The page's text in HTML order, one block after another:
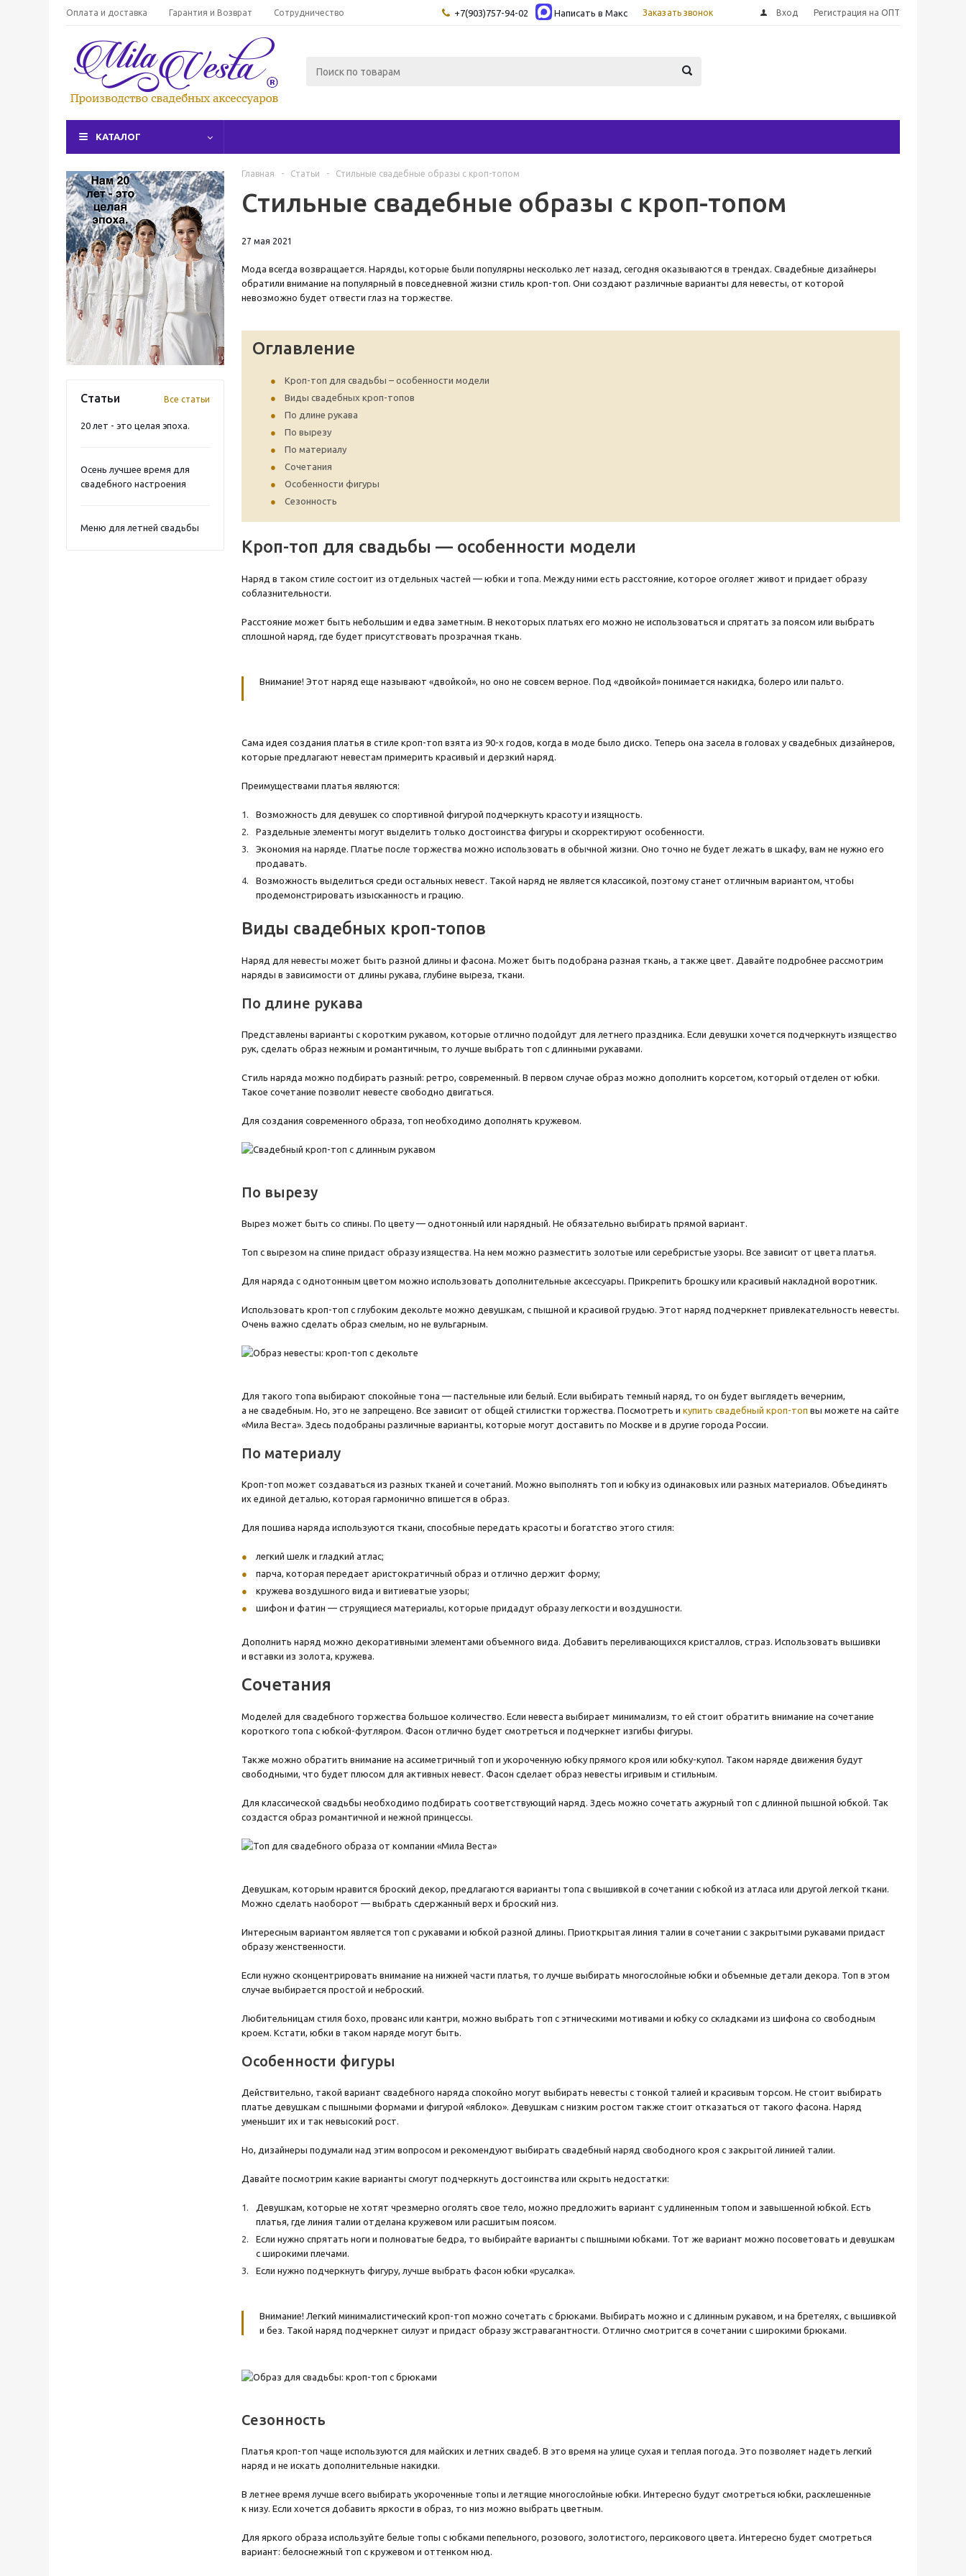
Оплата и доставка Гарантия и Возврат Сотрудничество +7(903)757-94-02 Написать в Maкс Заказать звонок Вход Регистрация на ОПТ
КАТАЛОГ
Статьи Все статьи
20 лет - это целая эпоха.
Осень лучшее время для
свадебного настроения
Меню для летней свадьбы
Главная - Статьи - Стильные свадебные образы с кроп-топом
Стильные свадебные образы с кроп-топом
27 мая 2021
Мода всегда возвращается. Наряды, которые были популярны несколько лет назад, сегодня оказываются в трендах. Свадебные дизайнеры
обратили внимание на популярный в повседневной жизни стиль кроп-топ. Они создают различные варианты для невесты, от которой
невозможно будет отвести глаз на торжестве.
Оглавление
Кроп-топ для свадьбы – особенности модели
Виды свадебных кроп-топов
По длине рукава
По вырезу
По материалу
Сочетания
Особенности фигуры
Сезонность
Кроп-топ для свадьбы — особенности модели
Наряд в таком стиле состоит из отдельных частей — юбки и топа. Между ними есть расстояние, которое оголяет живот и придает образу
соблазнительности.
Расстояние может быть небольшим и едва заметным. В некоторых платьях его можно не использоваться и спрятать за поясом или выбрать
сплошной наряд, где будет присутствовать прозрачная ткань.
Внимание! Этот наряд еще называют «двойкой», но оно не совсем верное. Под «двойкой» понимается накидка, болеро или пальто.
Сама идея создания платья в стиле кроп-топ взята из 90-х годов, когда в моде было диско. Теперь она засела в головах у свадебных дизайнеров,
которые предлагают невестам примерить красивый и дерзкий наряд.
Преимуществами платья являются:
Возможность для девушек со спортивной фигурой подчеркнуть красоту и изящность.
Раздельные элементы могут выделить только достоинства фигуры и скорректируют особенности.
Экономия на наряде. Платье после торжества можно использовать в обычной жизни. Оно точно не будет лежать в шкафу, вам не нужно его
продавать.
Возможность выделиться среди остальных невест. Такой наряд не является классикой, поэтому станет отличным вариантом, чтобы
продемонстрировать изысканность и грацию.
Виды свадебных кроп-топов
Наряд для невесты может быть разной длины и фасона. Может быть подобрана разная ткань, а также цвет. Давайте подробнее рассмотрим
наряды в зависимости от длины рукава, глубине выреза, ткани.
По длине рукава
Представлены варианты с коротким рукавом, которые отлично подойдут для летнего праздника. Если девушки хочется подчеркнуть изящество
рук, сделать образ нежным и романтичным, то лучше выбрать топ с длинными рукавами.
Стиль наряда можно подбирать разный: ретро, современный. В первом случае образ можно дополнить корсетом, который отделен от юбки.
Такое сочетание позволит невесте свободно двигаться.
Для создания современного образа, топ необходимо дополнять кружевом.
По вырезу
Вырез может быть со спины. По цвету — однотонный или нарядный. Не обязательно выбирать прямой вариант.
Топ с вырезом на спине придаст образу изящества. На нем можно разместить золотые или серебристые узоры. Все зависит от цвета платья.
Для наряда с однотонным цветом можно использовать дополнительные аксессуары. Прикрепить брошку или красивый накладной воротник.
Использовать кроп-топ с глубоким декольте можно девушкам, с пышной и красивой грудью. Этот наряд подчеркнет привлекательность невесты.
Очень важно сделать образ смелым, но не вульгарным.
Для такого топа выбирают спокойные тона — пастельные или белый. Если выбирать темный наряд, то он будет выглядеть вечерним,
а не свадебным. Но, это не запрещено. Все зависит от общей стилистки торжества. Посмотреть и купить свадебный кроп-топ вы можете на сайте
«Мила Веста». Здесь подобраны различные варианты, которые могут доставить по Москве и в другие города России.
По материалу
Кроп-топ может создаваться из разных тканей и сочетаний. Можно выполнять топ и юбку из одинаковых или разных материалов. Объединять
их единой деталью, которая гармонично впишется в образ.
Для пошива наряда используются ткани, способные передать красоты и богатство этого стиля:
легкий шелк и гладкий атлас;
парча, которая передает аристократичный образ и отлично держит форму;
кружева воздушного вида и витиеватые узоры;
шифон и фатин — струящиеся материалы, которые придадут образу легкости и воздушности.
Дополнить наряд можно декоративными элементами объемного вида. Добавить переливающихся кристаллов, страз. Использовать вышивки
и вставки из золота, кружева.
Сочетания
Моделей для свадебного торжества большое количество. Если невеста выбирает минимализм, то ей стоит обратить внимание на сочетание
короткого топа с юбкой-футляром. Фасон отлично будет смотреться и подчеркнет изгибы фигуры.
Также можно обратить внимание на ассиметричный топ и укороченную юбку прямого кроя или юбку-купол. Таком наряде движения будут
свободными, что будет плюсом для активных невест. Фасон сделает образ невесты игривым и стильным.
Для классической свадьбы необходимо подбирать соответствующий наряд. Здесь можно сочетать ажурный топ с длинной пышной юбкой. Так
создастся образ романтичной и нежной принцессы.
Девушкам, которым нравится броский декор, предлагаются варианты топа с вышивкой в сочетании с юбкой из атласа или другой легкой ткани.
Можно сделать наоборот — выбрать сдержанный верх и броский низ.
Интересным вариантом является топ с рукавами и юбкой разной длины. Приоткрытая линия талии в сочетании с закрытыми рукавами придаст
образу женственности.
Если нужно сконцентрировать внимание на нижней части платья, то лучше выбирать многослойные юбки и объемные детали декора. Топ в этом
случае выбирается простой и неброский.
Любительницам стиля бохо, прованс или кантри, можно выбрать топ с этническими мотивами и юбку со складками из шифона со свободным
кроем. Кстати, юбки в таком наряде могут быть.
Особенности фигуры
Действительно, такой вариант свадебного наряда спокойно могут выбирать невесты с тонкой талией и красивым торсом. Не стоит выбирать
платье девушкам с пышными формами и фигурой «яблоко». Девушкам с низким ростом также стоит отказаться от такого фасона. Наряд
уменьшит их и так невысокий рост.
Но, дизайнеры подумали над этим вопросом и рекомендуют выбирать свадебный наряд свободного кроя с закрытой линией талии.
Давайте посмотрим какие варианты смогут подчеркнуть достоинства или скрыть недостатки:
Девушкам, которые не хотят чрезмерно оголять свое тело, можно предложить вариант с удлиненным топом и завышенной юбкой. Есть
платья, где линия талии отделана кружевом или расшитым поясом.
Если нужно спрятать ноги и полноватые бедра, то выбирайте варианты с пышными юбками. Тот же вариант можно посоветовать и девушкам
с широкими плечами.
Если нужно подчеркнуть фигуру, лучше выбрать фасон юбки «русалка».
Внимание! Легкий минималистический кроп-топ можно сочетать с брюками. Выбирать можно и с длинным рукавом, и на бретелях, с вышивкой
и без. Такой наряд подчеркнет силуэт и придаст образу экстравагантности. Отлично смотрится в сочетании с широкими брюками.
Сезонность
Платья кроп-топ чаще используются для майских и летних свадеб. В это время на улице сухая и теплая погода. Это позволяет надеть легкий
наряд и не искать дополнительные накидки.
В летнее время лучше всего выбирать укороченные топы и летящие многослойные юбки. Интересно будут смотреться юбки, расклешенные
к низу. Если хочется добавить яркости в образ, то низ можно выбрать цветным.
Для яркого образа используйте белые топы с юбками пепельного, розового, золотистого, персикового цвета. Интересно будет смотреться
вариант: белоснежный топ с кружевом и оттенком нюд.